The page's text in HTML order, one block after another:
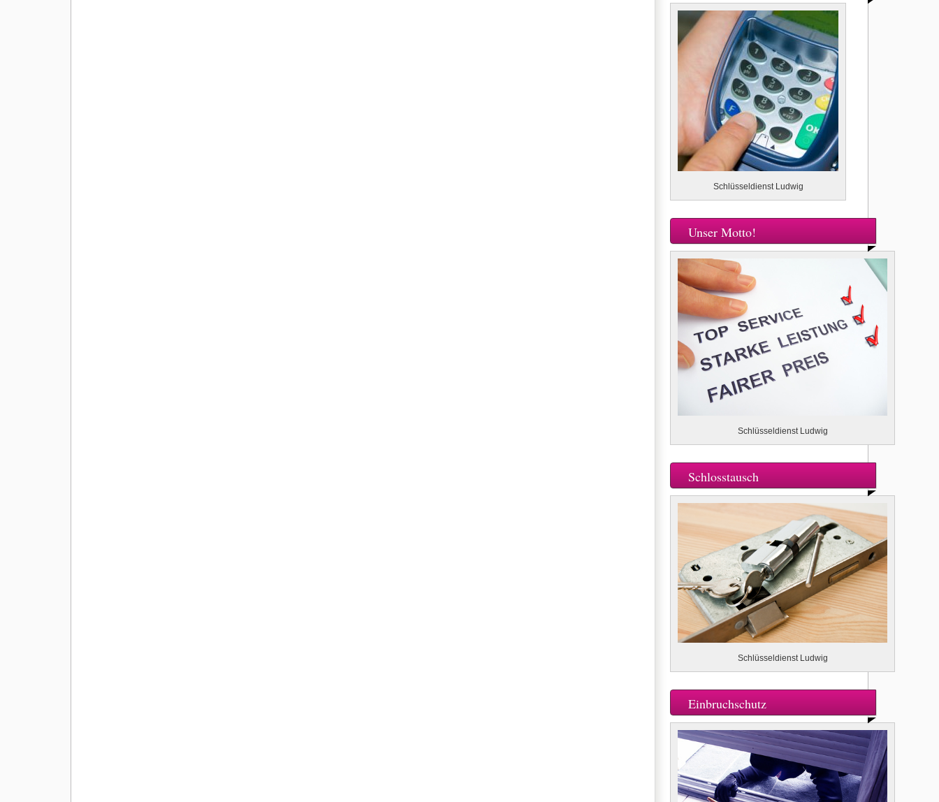
Schlüsseldienst Ludwig
Unser Motto!
Schlüsseldienst Ludwig
Schlosstausch
Schlüsseldienst Ludwig
Einbruchschutz